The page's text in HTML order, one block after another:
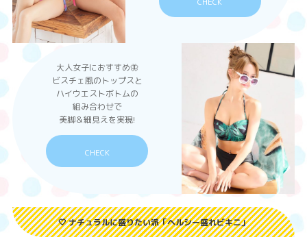
大人女子におすすめ🦋
ビスチェ風のトップスと
ハイウエストボトムの
組み合わせで
美脚＆細見えを実現!
CHECK
🤍 ナチュラルに盛りたい派「ヘルシー盛れビキニ」